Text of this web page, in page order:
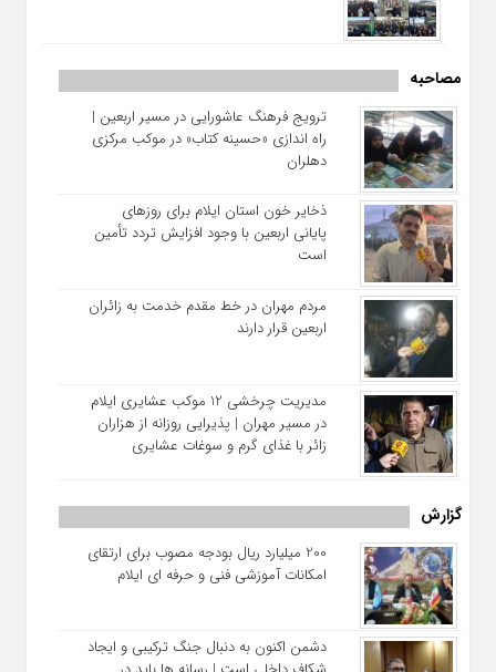
مصاحبه
ترویج فرهنگ عاشورایی در مسیر اربعین |
راه‌ اندازی «حسینه کتاب» در موکب مرکزی
دهلران
ذخایر خون استان ایلام برای روزهای
پایانی اربعین با وجود افزایش تردد تأمین
است
مردم مهران در خط مقدم خدمت به زائران
اربعین قرار دارند
مدیریت چرخشی 12 موکب‌ عشایری ایلام
در مسیر مهران | پذیرایی روزانه از هزاران
زائر با غذای گرم و سوغات عشایری
گزارش
200 میلیارد ریال بودجه مصوب برای ارتقای
امکانات آموزشی فنی‌ و حرفه‌ ای ایلام
دشمن اکنون به دنبال جنگ ترکیبی و ایجاد